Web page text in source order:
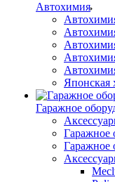
Автохимия
Японская
Гаражное
Гаражное
Гаражное